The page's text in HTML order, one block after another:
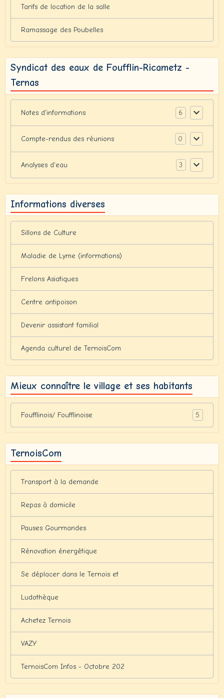
Tarifs de location de la salle
Ramassage des Poubelles
Syndicat des eaux de Foufflin-Ricametz -
Ternas
Notes d'informations 6
Compte-rendus des réunions 0
Analyses d'eau 3
Informations diverses
Sillons de Culture
Maladie de Lyme (informations)
Frelons Asiatiques
Centre antipoison
Devenir assistant familial
Agenda culturel de TernoisCom
Mieux connaître le village et ses habitants
Foufflinois/ Foufflinoise 5
TernoisCom
Transport à la demande
Repas à domicile
Pauses Gourmandes
Rénovation énergétique
Se déplacer dans le Ternois et
Ludothèque
Achetez Ternois
VAZY
TernoisCom Infos - Octobre 202